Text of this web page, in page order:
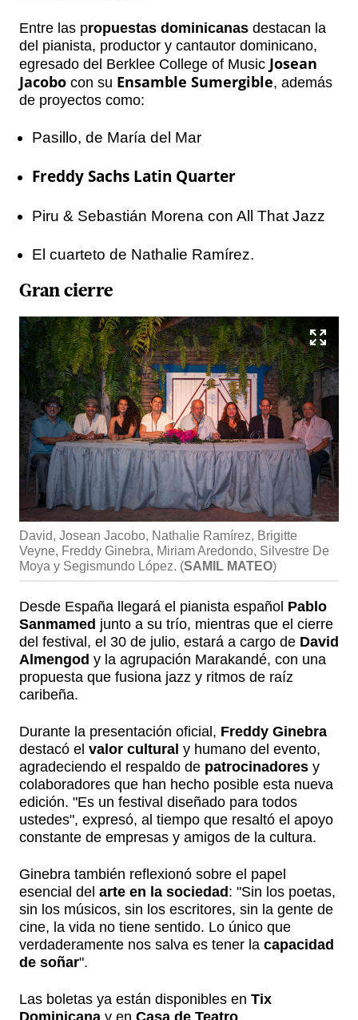
Entre las propuestas dominicanas destacan la
del pianista, productor y cantautor dominicano,
egresado del Berklee College of Music Josean
Jacobo con su Ensamble Sumergible, además
de proyectos como:
Pasillo, de María del Mar
Freddy Sachs Latin Quarter
Piru & Sebastián Morena con All That Jazz
El cuarteto de Nathalie Ramírez.
Gran cierre
David, Josean Jacobo, Nathalie Ramírez, Brigitte
Veyne, Freddy Ginebra, Miriam Aredondo, Silvestre De
Moya y Segismundo López. (SAMIL MATEO)
Desde España llegará el pianista español Pablo
Sanmamed junto a su trío, mientras que el cierre
del festival, el 30 de julio, estará a cargo de David
Almengod y la agrupación Marakandé, con una
propuesta que fusiona jazz y ritmos de raíz
caribeña.
Durante la presentación oficial, Freddy Ginebra
destacó el valor cultural y humano del evento,
agradeciendo el respaldo de patrocinadores y
colaboradores que han hecho posible esta nueva
edición. "Es un festival diseñado para todos
ustedes", expresó, al tiempo que resaltó el apoyo
constante de empresas y amigos de la cultura.
Ginebra también reflexionó sobre el papel
esencial del arte en la sociedad: "Sin los poetas,
sin los músicos, sin los escritores, sin la gente de
cine, la vida no tiene sentido. Lo único que
verdaderamente nos salva es tener la capacidad
de soñar".
Las boletas ya están disponibles en Tix
Dominicana y en Casa de Teatro